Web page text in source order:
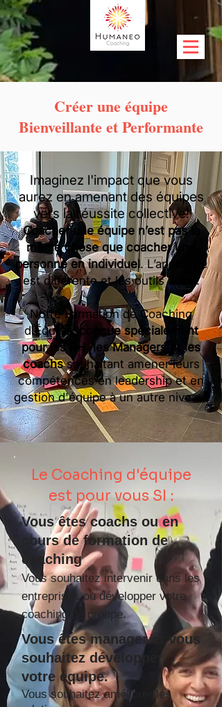
Créer une équipe
Bienveillante et Performante
Imaginez l'impact que vous
aurez en amenant des équipes
vers la réussite collective!
Coacher une équipe n’est pas la
même chose que coacher une
personne en individuel . L’approche
est différente et les outils aussi.
Notre Formation de Coaching
d'Équipe,conçue spécialement
pour les RH, les Managers et les
coachssouhaitant amener leurs
compétences en leadership et en
gestion d'équipe à un autre niveau.
Le Coaching d'équipe
est pour vous SI :
Vous êtes coachs ou en
cours de formation de
coaching
Vous souhaitez intervenir dans les
entreprises ou développer votre
coaching de groupe.
Vous êtes manager et vous
souhaitez développer
votre équipe.
Vous souhaitez améliorer les